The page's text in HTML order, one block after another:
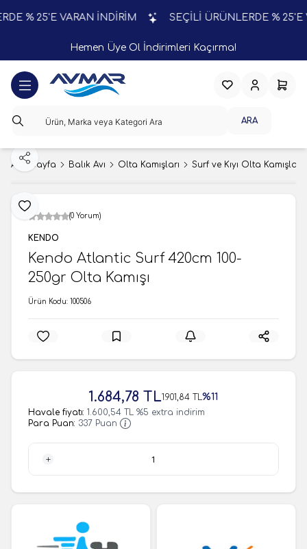
% 25'E VARAN İNDİRİM SEÇİLİ ÜRÜNLERDE % 25'E
Hemen Üye Ol İndirimleri Kaçırma!
ARA
FavorilerimHesabım
Ana Sayfa Balık Avı Olta Kamışları Surf ve Kıyı Olta Kamışları
Favoriye Ekle
Paylaş
(0 Yorum)
KENDO
Kendo Atlantic Surf 420cm 100-
250gr Olta Kamışı
Ürün Kodu: 100506
1.901,84 TL
1.684,78 TL %11
Havale fiyatı: 1.600,54 TL %5 extra indirim
Para Puan: 337 Puan